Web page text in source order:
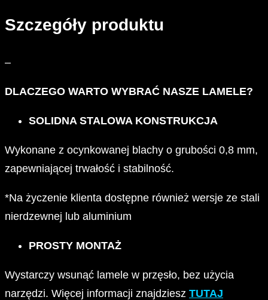
Szczegóły produktu
–
DLACZEGO WARTO WYBRAĆ NASZE LAMELE?
SOLIDNA STALOWA KONSTRUKCJA
Wykonane z ocynkowanej blachy o grubości 0,8 mm,
zapewniającej trwałość i stabilność.
*Na życzenie klienta dostępne również wersje ze stali
nierdzewnej lub aluminium
PROSTY MONTAŻ
Wystarczy wsunąć lamele w przęsło, bez użycia
narzędzi. Więcej informacji znajdziesz TUTAJ